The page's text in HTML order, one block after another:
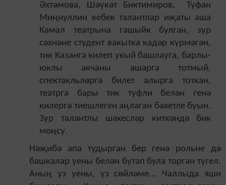
Әхтәмова, Шәүкәт Биктимиров, Туфан
Миңнуллин кебек талантлар иҗаты аша
Камал театрына гашыйк булган, зур
сәхнәне студент вакытка кадәр күрмәгән,
тик Казанга килеп укый башлауга, барлы-
юклы акчаны ашарга тотмый,
спектакльләргә билет алырга тоткан,
театрга бары тик туфли белән генә
килергә тиешлеген аңлаган бәхетле буын.
Зур талантлы шәхесләр киткәндә бик
моңсу.
Нәҗибә апа тудырган бер генә рольне дә
башкалар уены белән бутап була торган түгел.
Аның үз уены, үз сөйләме... Чаллыда яши